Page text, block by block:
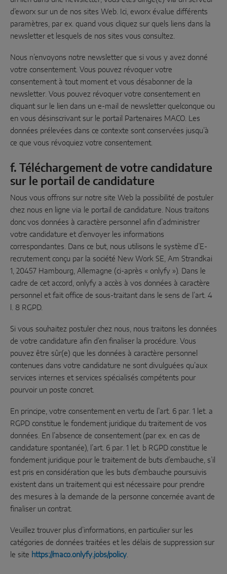
d’eworx sur un de nos sites Web. Ici, eworx évalue différents
paramètres, par ex. quand vous cliquez sur quels liens dans la
newsletter et lesquels de nos sites vous consultez.
Nous n’envoyons notre newsletter que si vous y avez donné
votre consentement. Vous pouvez révoquer votre
consentement à tout moment et vous désabonner de la
newsletter. Vous pouvez révoquer votre consentement en
cliquant sur le lien dans un e-mail de newsletter quelconque ou
en vous désinscrivant sur le portail Partenaires MACO. Les
données prélevées dans ce contexte sont conservées jusqu’à
ce que vous révoquiez votre consentement.
f. Téléchargement de votre candidature
sur le portail de candidature
Nous vous offrons sur notre site Web la possibilité de postuler
chez nous en ligne via le portail de candidature. Nous traitons
donc vos données à caractère personnel afin d’administrer
votre candidature et d’envoyer les informations
correspondantes. Dans ce but, nous utilisons le système d’E-
recrutement conçu par la société New Work SE, Am Strandkai
1, 20457 Hambourg, Allemagne (ci-après « onlyfy »). Dans le
cadre de cet accord, onlyfy a accès à vos données à caractère
personnel et fait office de sous-traitant dans le sens de l’art. 4
l. 8 RGPD.
Si vous souhaitez postuler chez nous, nous traitons les données
de votre candidature afin d’en finaliser la procédure. Vous
pouvez être sûr(e) que les données à caractère personnel
contenues dans votre candidature ne sont divulguées qu’aux
services internes et services spécialisés compétents pour
pourvoir un poste concret.
En principe, votre consentement en vertu de l’art. 6 par. 1 let. a
RGPD constitue le fondement juridique du traitement de vos
données. En l’absence de consentement (par ex. en cas de
candidature spontanée), l’art. 6 par. 1 let. b RGPD constitue le
fondement juridique pour le traitement de buts d’embauche, s’il
est pris en considération que les buts d’embauche poursuivis
existent dans un traitement qui est nécessaire pour prendre
des mesures à la demande de la personne concernée avant de
finaliser un contrat.
Veuillez trouver plus d’informations, en particulier sur les
catégories de données traitées et les délais de suppression sur
le site https://maco.onlyfy.jobs/policy.